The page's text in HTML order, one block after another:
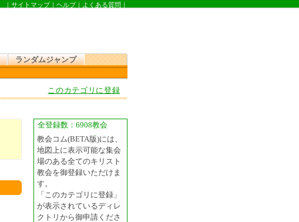
｜ サイトマップ｜ ヘルプ｜ よくある質問 ｜
ランダムジャンプ
このカテゴリに登録
全登録数：6908教会
教会コム(BETA版)には、
地図上に表示可能な集会
場のある全てのキリスト
教会を御登録いただけま
す。
「このカテゴリに登録」
が表示されているディレ
クトリから御申請くださ